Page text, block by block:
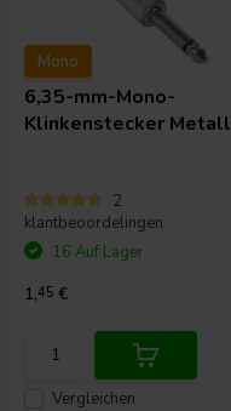
Mono
6,35-mm-Mono-
Klinkenstecker Metall
2
klantbeoordelingen
Vergleichen
16 Auf Lager
1,45 €